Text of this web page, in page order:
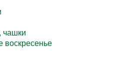
чашки
воскресенье